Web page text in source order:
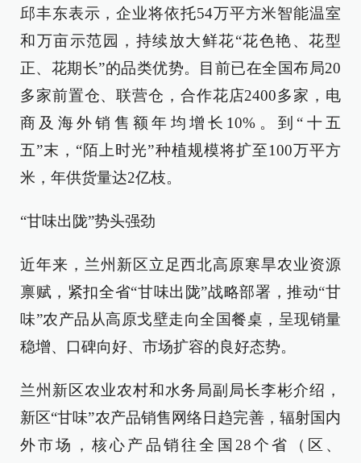
邱丰东表示，企业将依托54万平方米智能温室
和万亩示范园，持续放大鲜花“花色艳、花型
正、花期长”的品类优势。目前已在全国布局20
多家前置仓、联营仓，合作花店2400多家，电
商及海外销售额年均增长10%。到“十五
五”末，“陌上时光”种植规模将扩至100万平方
米，年供货量达2亿枝。
“甘味出陇”势头强劲
近年来，兰州新区立足西北高原寒旱农业资源
禀赋，紧扣全省“甘味出陇”战略部署，推动“甘
味”农产品从高原戈壁走向全国餐桌，呈现销量
稳增、口碑向好、市场扩容的良好态势。
兰州新区农业农村和水务局副局长李彬介绍，
新区“甘味”农产品销售网络日趋完善，辐射国内
外市场，核心产品销往全国28个省（区、